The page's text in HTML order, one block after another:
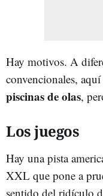
Hay motivos. A
convencionales, aquí
piscinas de olas,
Los juegos
Hay una pista
XXL que pone a
sentido del ridículo